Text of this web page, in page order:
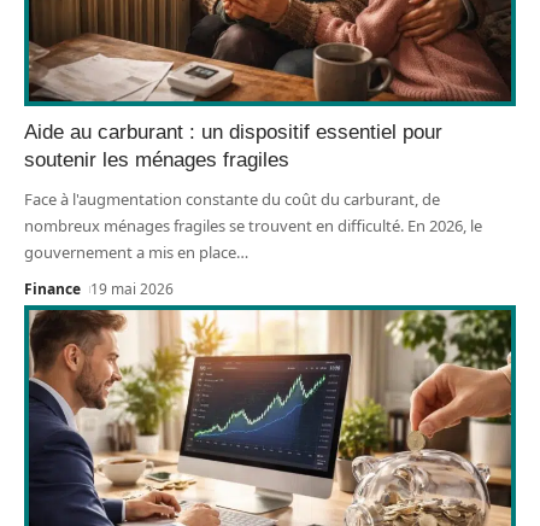
Aide au carburant : un dispositif essentiel pour
soutenir les ménages fragiles
Face à l'augmentation constante du coût du carburant, de
nombreux ménages fragiles se trouvent en difficulté. En 2026, le
gouvernement a mis en place…
Finance 19 mai 2026